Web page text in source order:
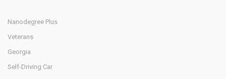
Nanodegree Plus
Veterans
Georgia
Self-Driving Car